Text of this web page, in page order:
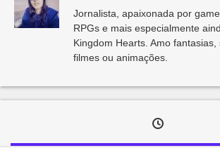
Jornalista, apaixonada por
RPGs e mais especialmente
Kingdom Hearts. Amo fantasias,
filmes ou animações.